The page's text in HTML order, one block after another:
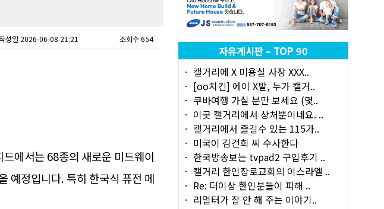
성일 2026-06-08 21:21 조회수 654
에서는 68종의 새로운 미드웨이
예정입니다. 특히 한국식 퓨전 메
자유게시판 – TOP 90
캘거리에 X 미용실 사장 XXX..
[oo치킨] 에이 X발, 누가 캘거..
쿠바여행 가실 분만 보세요 (몇..
이곳 캘거리에서 상처뿐이네요. ..
캘거리에서 즐길수 있는 115가..
미국이 김건희 씨 수사한다
한국방송보는 tvpad2 구입후기 ..
캘거리 한인장로교회의 이스라엘 ..
Re: 더이상 한인분들이 피해 ..
리얼터가 잘 안 해 주는 이야기..